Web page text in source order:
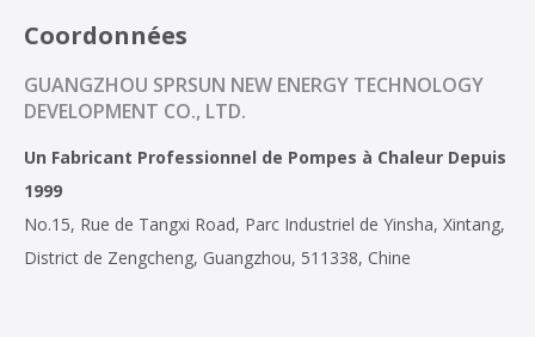
Coordonnées
GUANGZHOU SPRSUN NEW ENERGY TECHNOLOGY
DEVELOPMENT CO., LTD.
Un Fabricant Professionnel de Pompes à Chaleur Depuis
1999
No.15, Rue de Tangxi Road, Parc Industriel de Yinsha, Xintang,
District de Zengcheng, Guangzhou, 511338, Chine